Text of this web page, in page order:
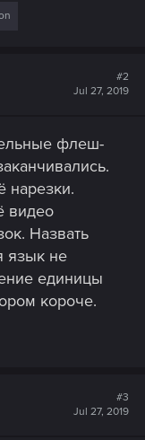
#2
Jul 27, 2019
флеш-
нарезки.
видео
Назвать
язык не
единицы
короче.
#3
Jul 27, 2019